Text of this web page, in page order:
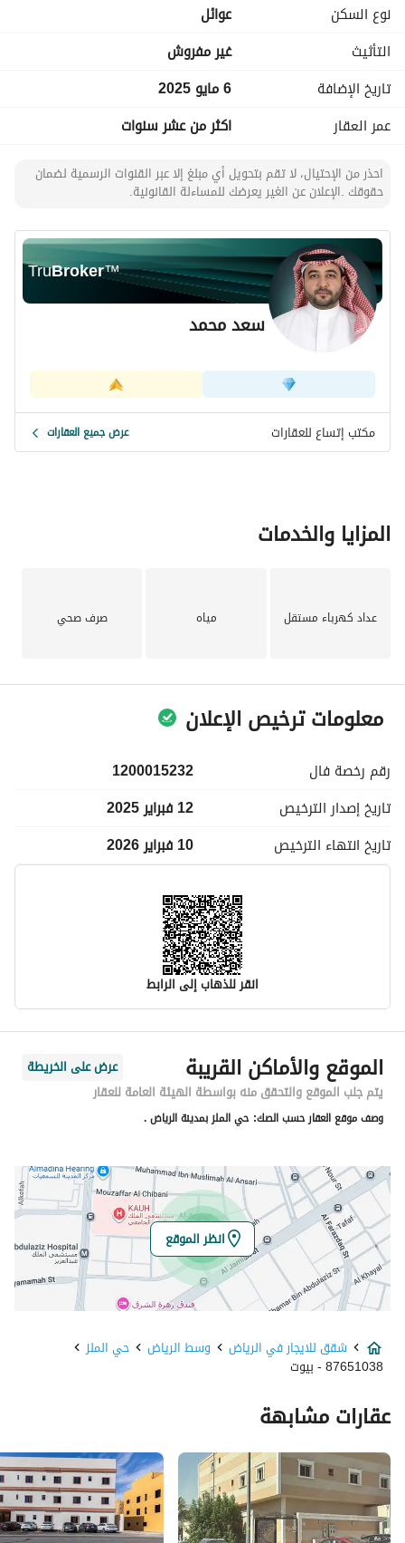
نوع السكن
عوائل
التأثيث
غير مفروش
تاريخ الإضافة
6 مايو 2025
عمر العقار
اكثر من عشر سنوات
احذر من الإحتيال، لا تقم بتحويل أي مبلغ إلا عبر القنوات الرسمية لضمان
حقوقك .الإعلان عن الغير يعرضك للمساءلة القانونية.
TruBroker™
سعد محمد
مكتب إتساع للعقارات عرض جميع العقارات
المزايا والخدمات
عداد كهرباء مستقل مياه صرف صحي
معلومات ترخيص الإعلان
رقم رخصة فال
1200015232
تاريخ إصدار الترخيص
12 فبراير 2025
تاريخ انتهاء الترخيص 10 فبراير 2026
انقر للذهاب إلى الرابط
معلومات مسؤول الإعلان
اسم المسؤول
-
رقم المسؤول
-
الموقع
المنطقة
منطقة الرياض
المدينة
الرياض
الحي
الملز
اسم الشارع
زرقاء اليمامة
رقم المبنى
الرقم الاضافي
6738
خط العرض
24.660068625147012
الموقع والأماكن القريبة
عرض على الخريطة
يتم جلب الموقع والتحقق منه بواسطة الهيئة العامة للعقار
وصف موقع العقار حسب الصك: حي الملز بمدينة الرياض .
انظر الموقع
شقق للايجار في الرياض وسط الرياض حي الملز
87651038 - بيوت
عقارات مشابهة